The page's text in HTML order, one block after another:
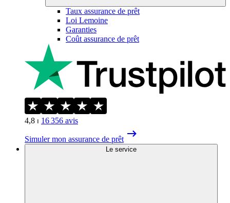
Taux assurance de prêt
Loi Lemoine
Garanties
Coût assurance de prêt
4,8 ⏐ 16 356 avis
Simuler mon assurance de prêt
Le service